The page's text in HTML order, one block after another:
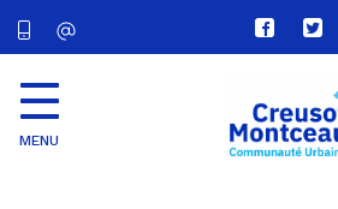
Lien
vers
compte
Facebook
Lien
MENU